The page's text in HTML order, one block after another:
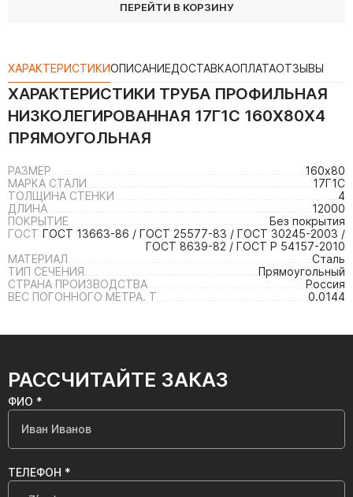
ПЕРЕЙТИ В КОРЗИНУ
ХАРАКТЕРИСТИКИОПИСАНИЕДОСТАВКАОПЛАТАОТЗЫВЫ
ХАРАКТЕРИСТИКИ ТРУБА ПРОФИЛЬНАЯ
НИЗКОЛЕГИРОВАННАЯ 17Г1С 160Х80Х4
ПРЯМОУГОЛЬНАЯ
РАЗМЕР
160х80
МАРКА СТАЛИ
17Г1С
ТОЛЩИНА СТЕНКИ
4
ДЛИНА
12000
ПОКРЫТИЕ
Без покрытия
ГОСТ ГОСТ 13663-86 / ГОСТ 25577-83 / ГОСТ 30245-2003 /
ГОСТ 8639-82 / ГОСТ Р 54157-2010
МАТЕРИАЛ
Сталь
ТИП СЕЧЕНИЯ
Прямоугольный
СТРАНА ПРОИЗВОДСТВА
Россия
ВЕС ПОГОННОГО МЕТРА. Т
0.0144
РАССЧИТАЙТЕ ЗАКАЗ
ФИО *
ТЕЛЕФОН *